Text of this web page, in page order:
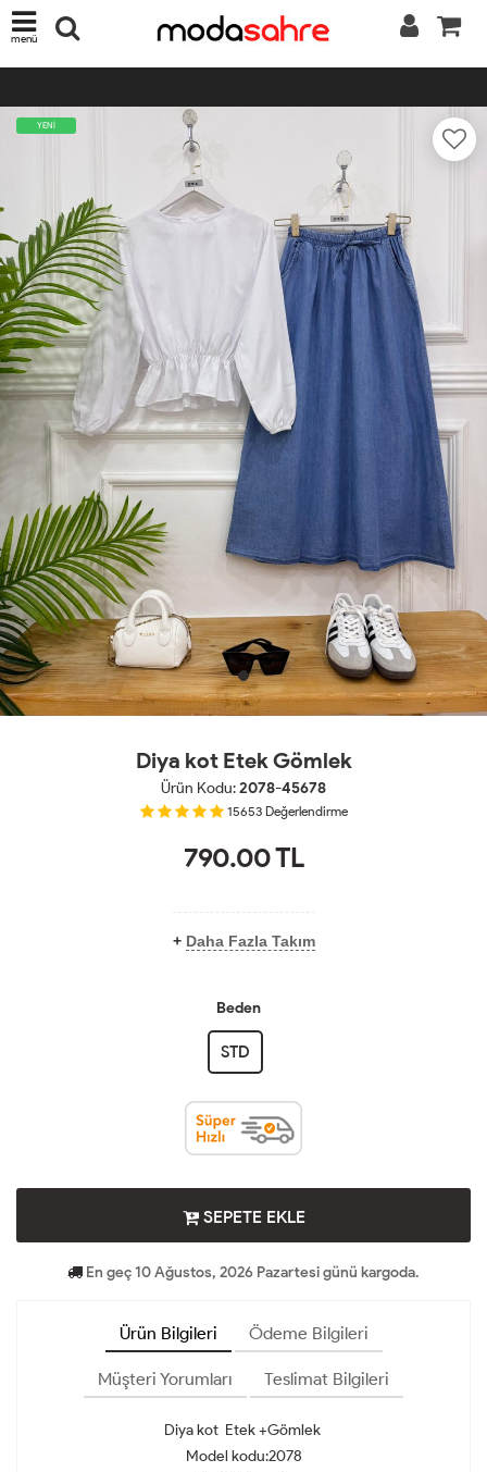
menü
YENİ
Diya kot Etek Gömlek
Ürün Kodu:2078-45678
15653 Değerlendirme
790.00TL
+ Daha Fazla Takım
Beden
STD
SEPETE EKLE
En geç 10 Ağustos, 2026 Pazartesi günü kargoda.
Ürün Bilgileri Ödeme Bilgileri
Müşteri Yorumları Teslimat Bilgileri
Diya kot Etek +Gömlek
Model kodu:2078